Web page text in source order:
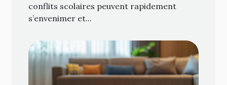
conflits scolaires peuvent rapidement
s’envenimer et...